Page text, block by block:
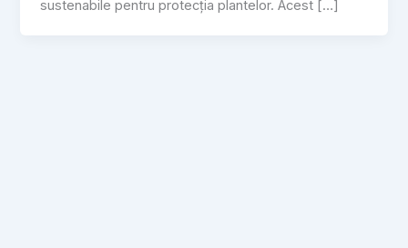
sustenabile pentru protecția plantelor. Acest […]